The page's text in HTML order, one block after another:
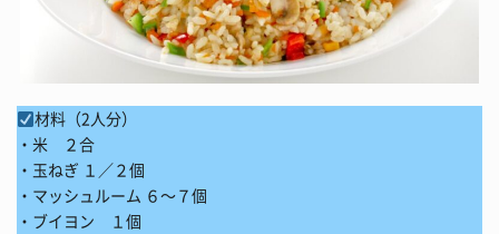
材料（2人分）
・米 ２合
・玉ねぎ １／２個
・マッシュルーム ６～７個
・ブイヨン １個